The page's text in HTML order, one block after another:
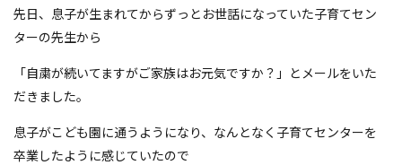
先日、息子が生まれてからずっとお世話になっていた子育てセン
ターの先生から
「自粛が続いてますがご家族はお元気ですか？」とメールをいた
だきました。
息子がこども園に通うようになり、なんとなく子育てセンターを
卒業したように感じていたので